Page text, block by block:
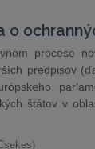
o
procese
predpisov
štátov v